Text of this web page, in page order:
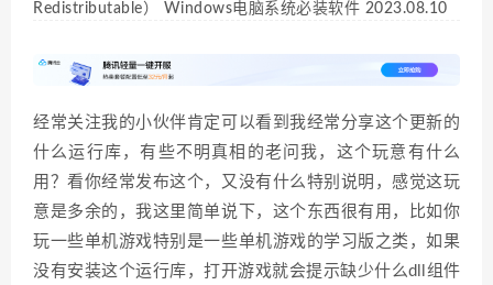
Redistributable） Windows电脑系统必装软件 2023.08.10
经常关注我的小伙伴肯定可以看到我经常分享这个更新的
什么运行库，有些不明真相的老问我，这个玩意有什么
用？看你经常发布这个，又没有什么特别说明，感觉这玩
意是多余的，我这里简单说下，这个东西很有用，比如你
玩一些单机游戏特别是一些单机游戏的学习版之类，如果
没有安装这个运行库，打开游戏就会提示缺少什么dll组件